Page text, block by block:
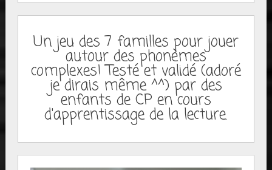
Un jeu des 7 familles pour jouer
autour des phonèmes
complexes! Testé et validé (adoré
je dirais même ^^) par des
enfants de CP en cours
d'apprentissage de la lecture.